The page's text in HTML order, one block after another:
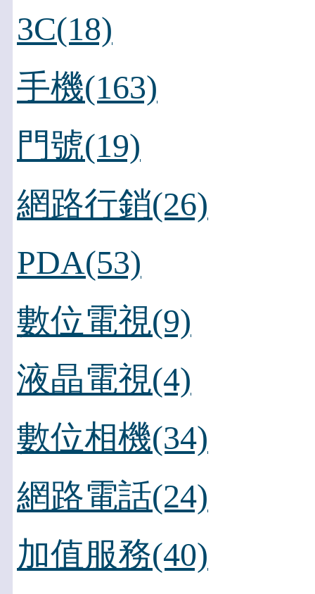
3C(18)
手機(163)
門號(19)
網路行銷(26)
PDA(53)
數位電視(9)
液晶電視(4)
數位相機(34)
網路電話(24)
加值服務(40)